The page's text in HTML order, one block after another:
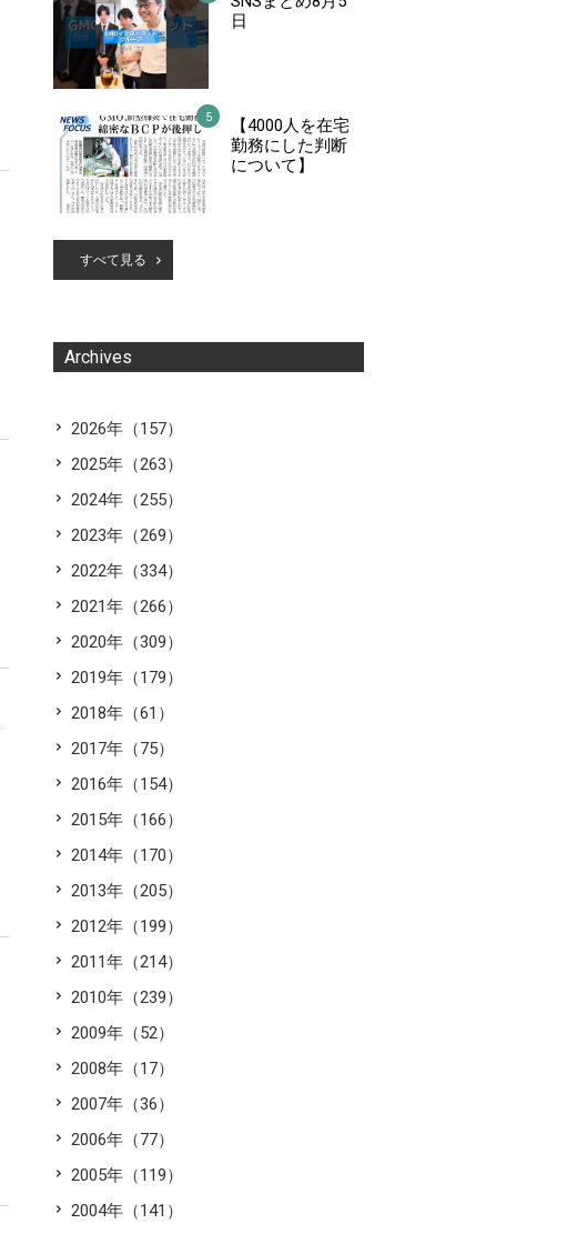
日
【4000人を在宅
勤務にした判断
について】
すべて見る
Archives
2026年（157）
2025年（263）
2024年（255）
2023年（269）
2022年（334）
2021年（266）
2020年（309）
2019年（179）
2018年（61）
2017年（75）
2016年（154）
2015年（166）
2014年（170）
2013年（205）
2012年（199）
2011年（214）
2010年（239）
2009年（52）
2008年（17）
2007年（36）
2006年（77）
2005年（119）
2004年（141）